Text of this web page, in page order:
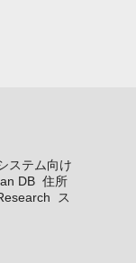
ステム向け
DB 住所
ス